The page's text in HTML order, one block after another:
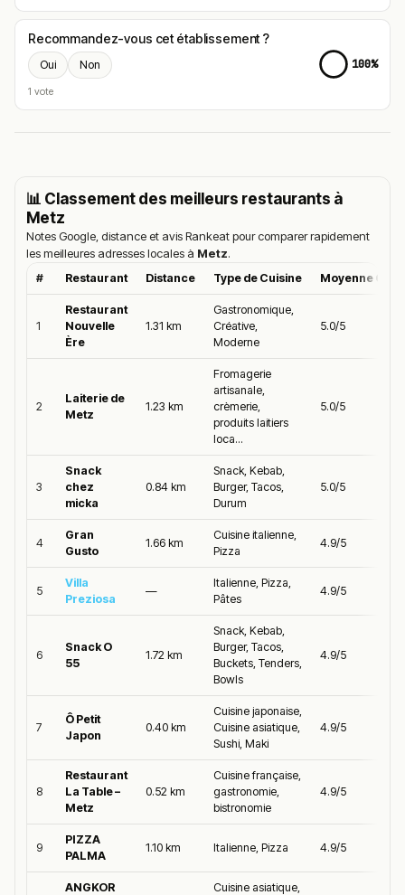
Recommandez-vous cet établissement ?
Oui Non
1 vote
100%
📊 Classement des meilleurs restaurants à
Metz
Notes Google, distance et avis Rankeat pour comparer rapidement
les meilleures adresses locales à Metz.
# Restaurant Distance Type de Cuisine Moyenne
1
Restaurant
Nouvelle
Ère
1.31 km
Gastronomique,
Créative,
Moderne
5.0/5
2
Laiterie de
Metz
1.23 km
Fromagerie
artisanale,
crèmerie,
produits laitiers
loca...
5.0/5
3
Snack
chez
micka
0.84 km
Snack, Kebab,
Burger, Tacos,
Durum
5.0/5
4
Gran
Gusto
1.66 km
Cuisine italienne,
Pizza
4.9/5
5
Villa
Preziosa
—
Italienne, Pizza,
Pâtes
4.9/5
6
Snack O
55
1.72 km
Snack, Kebab,
Burger, Tacos,
Buckets, Tenders,
Bowls
4.9/5
7
Ô Petit
Japon
0.40 km
Cuisine japonaise,
Cuisine asiatique,
Sushi, Maki
4.9/5
8
Restaurant
La Table –
Metz
0.52 km
Cuisine française,
gastronomie,
bistronomie
4.9/5
9
PIZZA
PALMA
1.10 km Italienne, Pizza 4.9/5
ANGKOR
Cuisine asiatique,